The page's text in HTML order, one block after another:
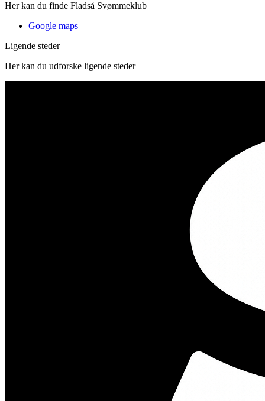
Her kan du finde Fladså Svømmeklub
Google maps
Ligende steder
Her kan du udforske ligende steder